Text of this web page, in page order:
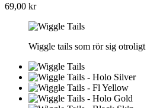
69,00 kr
Wiggle tails som rör sig